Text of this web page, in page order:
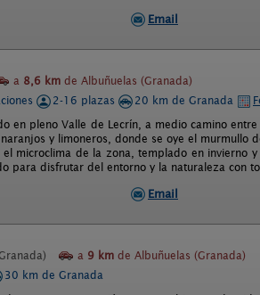
Email
a 8,6 km de Albuñuelas (Granada)
2-16 plazas 20 km de Granada
en pleno Valle de Lecrín, a medio camino
y limoneros, donde se oye el murmullo
microclima de la zona, templado en invierno
para disfrutar del entorno y la naturaleza con
Email
a 9 km de Albuñuelas (Granada)
30 km de Granada